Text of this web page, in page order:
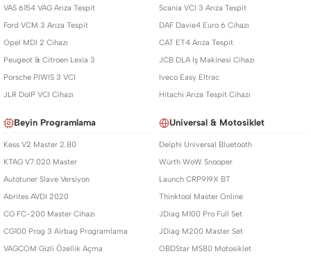
VAS 6154 VAG Arıza Tespit
Ford VCM 3 Arıza Tespit
Opel MDI 2 Cihazı
Peugeot & Citroen Lexia 3
Porsche PIWIS 3 VCI
JLR DoIP VCI Cihazı
Scania VCI 3 Arıza Tespit
DAF Davie4 Euro 6 Cihazı
CAT ET4 Arıza Tespit
JCB DLA İş Makinesi Cihazı
Iveco Easy Eltrac
Hitachi Arıza Tespit Cihazı
Beyin Programlama
Kess V2 Master 2.80
KTAG V7.020 Master
Autotuner Slave Versiyon
Abrites AVDI 2020
CG FC-200 Master Cihazı
CG100 Prog 3 Airbag Programlama
VAGCOM Gizli Özellik Açma
Universal & Motosiklet
Delphi Universal Bluetooth
Würth WoW Snooper
Launch CRP919X BT
Thinktool Master Online
JDiag M100 Pro Full Set
JDiag M200 Master Set
OBDStar MS80 Motosiklet